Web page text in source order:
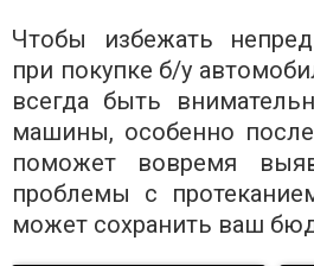
Чтобы избежать
при покупке б/у
всегда быть
машины, особенно
поможет вовремя
проблемы с
может сохранить ваш